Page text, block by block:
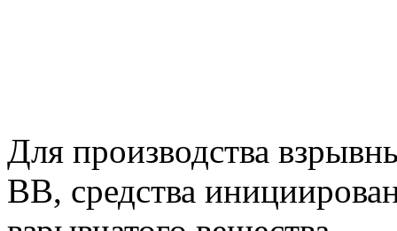
Для производства
ВВ, средства